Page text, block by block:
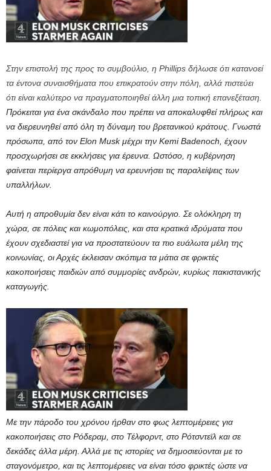
Στην επιστολή της προς το συμβούλιο, η Phillips δήλωσε ότι κατανοεί
τα έντονα συναισθήματα που επικρατούν στην πόλη, αλλά πιστεύει
ότι είναι καλύτερο να πραγματοποιηθεί άλλη μια τοπική επανεξέταση.
Πρόκειται για ένα σκάνδαλο που πρέπει να αποκαλυφθεί πλήρως και
να διερευνηθεί από όλη τη δύναμη του βρετανικού κράτους. Γνωστά
πρόσωπα, από τον Elon Musk μέχρι την Kemi Badenoch, έχουν
προσχωρήσει σε εκκλήσεις για έρευνα. Ωστόσο, η κυβέρνηση
φαίνεται περίεργα απρόθυμη να ερευνήσει τις παραλείψεις των
υπαλλήλων.
Αυτή η απροθυμία δεν είναι κάτι το καινούργιο. Σε ολόκληρη τη
χώρα, σε πόλεις και κωμοπόλεις, και στα κρατικά ιδρύματα που
έχουν σχεδιαστεί για να προστατεύουν τα πιο ευάλωτα μέλη της
κοινωνίας, οι Αρχές έκλεισαν σκόπιμα τα μάτια σε φρικτές
κακοποιήσεις παιδιών από συμμορίες ανδρών, κυρίως πακιστανικής
καταγωγής.
Με την πάροδο του χρόνου ήρθαν στο φως λεπτομέρειες για
κακοποιήσεις στο Ρόδεραμ, στο Τέλφορντ, στο Ρότσντεϊλ και σε
δεκάδες άλλα μέρη. Αλλά με τις ιστορίες να δημοσιεύονται με το
σταγονόμετρο, και τις λεπτομέρειες να είναι τόσο φρικτές ώστε να